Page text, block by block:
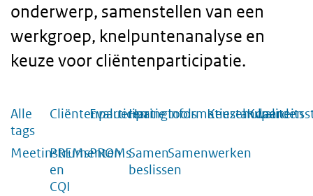
onderwerp, samenstellen van een
werkgroep, knelpuntenanalyse en
keuze voor cliëntenparticipatie.
Gebruik
de
volgende
Alle
tags
Cliëntenparticipatie
EvaluerenHaringtoolsInformatiestandaarden
Keuzehulpen
Meetinstrumenten
PREMs
en
CQI
PROMsSamen
beslissen
Samenwerken